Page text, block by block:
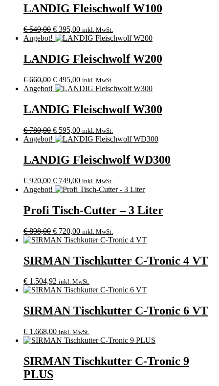
€ 249,00€ 162,00.
LANDIG Fleischwolf W100
€540,00 Ursprünglicher
Preis
€ 540,00
€ 395,00Aktueller
Preis
€ 395,00.
inkl. MwSt.
Angebot!
LANDIG Fleischwolf W200
€660,00 Ursprünglicher
Preis
€ 660,00
€ 495,00Aktueller
Preis
€ 495,00.
inkl. MwSt.
Angebot!
LANDIG Fleischwolf W300
€780,00 Ursprünglicher
Preis
€ 780,00
€ 595,00Aktueller
Preis
€ 595,00.
inkl. MwSt.
Angebot!
LANDIG Fleischwolf WD300
€920,00 Ursprünglicher
Preis
€ 920,00
€ 749,00Aktueller
Preis
€ 749,00.
inkl. MwSt.
Angebot!
Profi Tisch-Cutter – 3 Liter
€898,00 Ursprünglicher
Preis
€ 898,00
€ 720,00Aktueller
Preis
€ 720,00.
inkl. MwSt.
SIRMAN Tischkutter C-Tronic 4 VT
€ 1.504,92 inkl. MwSt.
SIRMAN Tischkutter C-Tronic 6 VT
€ 1.668,00 inkl. MwSt.
SIRMAN Tischkutter C-Tronic 9
PLUS